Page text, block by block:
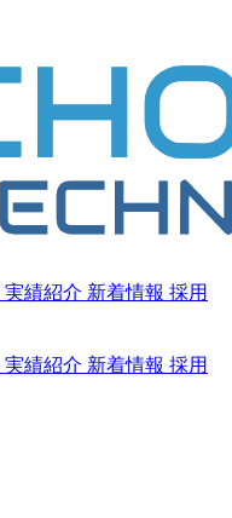
実績紹介 新着情報 採用
実績紹介 新着情報 採用